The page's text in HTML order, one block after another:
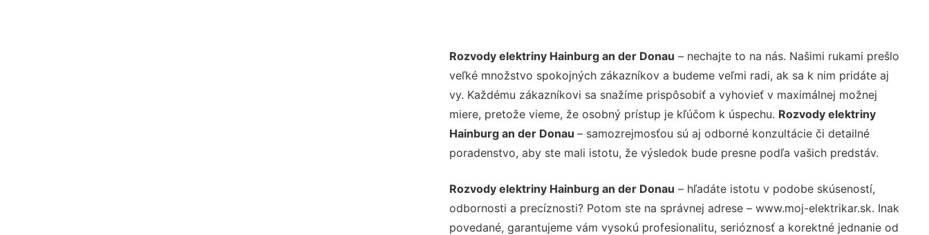
Rozvody elektriny Hainburg an der Donau – nechajte to na nás. Našimi rukami prešlo
veľké množstvo spokojných zákazníkov a budeme veľmi radi, ak sa k nim pridáte aj
vy. Každému zákazníkovi sa snažíme prispôsobiť a vyhovieť v maximálnej možnej
miere, pretože vieme, že osobný prístup je kľúčom k úspechu. Rozvody elektriny
Hainburg an der Donau – samozrejmosťou sú aj odborné konzultácie či detailné
poradenstvo, aby ste mali istotu, že výsledok bude presne podľa vašich predstáv.
Rozvody elektriny Hainburg an der Donau – hľadáte istotu v podobe skúseností,
odbornosti a precíznosti? Potom ste na správnej adrese – www.moj-elektrikar.sk. Inak
povedané, garantujeme vám vysokú profesionalitu, serióznosť a korektné jednanie od